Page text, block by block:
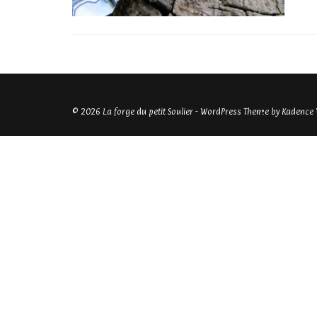
© 2026 La forge du petit Soulier - WordPress Theme by Kadence